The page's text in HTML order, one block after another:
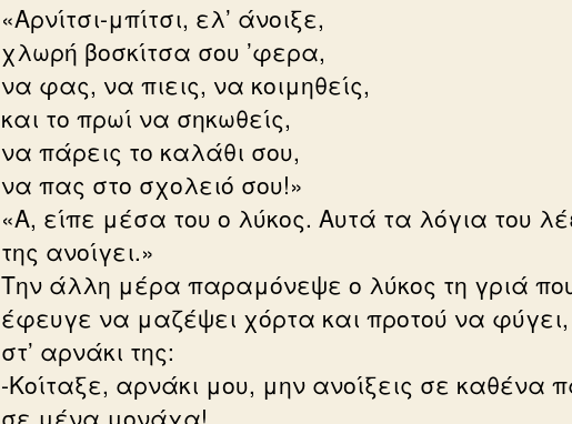
«Αρνίτσι-μπίτσι, ελ’ άνοιξε,
χλωρή βοσκίτσα σου ’φερα,
να φας, να πιεις, να κοιμηθείς,
και το πρωί να σηκωθείς,
να πάρεις το καλάθι σου,
να πας στο σχολειό σου!»
«Α, είπε μέσα του ο λύκος. Αυτά τα λόγια του
της ανοίγει.»
Την άλλη μέρα παραμόνεψε ο λύκος τη γριά
έφευγε να μαζέψει χόρτα και προτού να φύγει,
στ’ αρνάκι της:
-Κοίταξε, αρνάκι μου, μην ανοίξεις σε καθένα
σε μένα μονάχα!